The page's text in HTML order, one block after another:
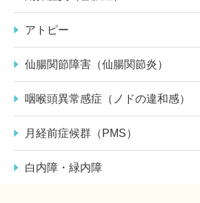
アトピー
仙腸関節障害（仙腸関節炎）
咽喉頭異常感症（ノドの違和感）
月経前症候群（PMS）
白内障・緑内障